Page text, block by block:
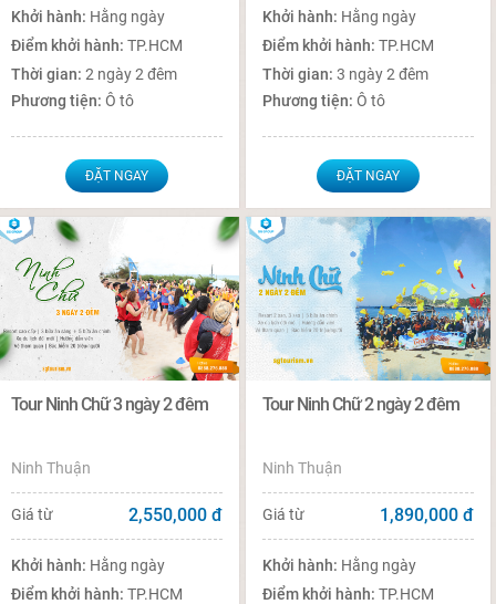
Khởi hành: Hằng ngày
Điểm khởi hành:TP.HCM
Thời gian:2 ngày 2 đêm
Phương tiện:Ô tô
ĐẶT NGAY
Khởi hành: Hằng ngày
Điểm khởi hành:TP.HCM
Thời gian:3 ngày 2 đêm
Phương tiện:Ô tô
ĐẶT NGAY
Tour Ninh Chữ 3 ngày 2 đêm
Ninh Thuận
Giá từ 2,550,000 đ
Khởi hành: Hằng ngày
Điểm khởi hành:TP.HCM
Tour Ninh Chữ 2 ngày 2 đêm
Ninh Thuận
Giá từ 1,890,000 đ
Khởi hành: Hằng ngày
Điểm khởi hành:TP.HCM